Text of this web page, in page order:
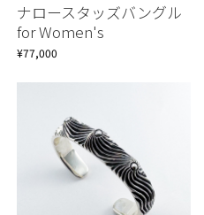
ナロースタッズバングル
for Women's
¥77,000